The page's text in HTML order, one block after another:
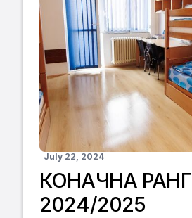
July 22, 2024
КОНАЧНА
2024/2025